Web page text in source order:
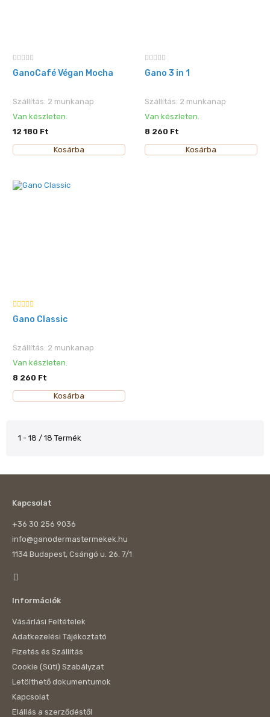
GanoCafé Végan Mocha
Szállítás: 2 munkanap
Van készleten.
12 180 Ft
Kosárba
Gano 3 in 1
Szállítás: 2 munkanap
Van készleten.
8 260 Ft
Kosárba
Gano Classic
Szállítás: 2 munkanap
Van készleten.
8 260 Ft
Kosárba
1 - 18 / 18 Termék
Kapcsolat
+36 30 256 9036
info@ganodermastermekek.hu
1134 Budapest, Csángó u. 26. 7/1
Információk
Vásárlási Feltételek
Adatkezelési Tájékoztató
Fizetés és Szállítás
Cookie (Süti) Szabályzat
Letölthető dokumentumok
Kapcsolat
Elállás a szerződéstől